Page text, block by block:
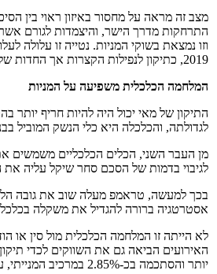
מצב זה מראה על מחסור באיזון ראוי בין
התרחקות מדרך הישר, והיצמדות לגורם
2019, כתיקון לנפילות הקצרות אך החדות של סוף 2018.
המלחמה הכלכלית משפיעה על המניות
התיקון של מאי יכול היה להיות חריף
לגדולתה, והכלכלה היא כלי הנשק המוביל
מן העבר השני, הכלים הכלכליים משמשים
לגיבוי בדמות של הסכם סחר שיקל עליה
בכך למעשה, טראמפ מעלה שוב את גובה
אסטרטגיה ברורה להגדיל את משקלה בכלכלה
לא הייתה זו המלחמה הכלכלית מול סין
יותר והסתכמה בכ-2.85% במרכיב המנייתי, על פי הרכבו במדדים.